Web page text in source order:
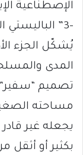
الإصطناعية
-3”
يُشكّل الجزء
المدى
تصميم
مساحته
يجعله غير
بكثير أو أثقل